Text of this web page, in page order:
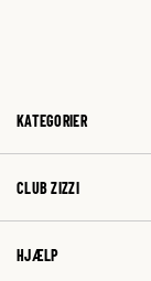
KATEGORIER
CLUB ZIZZI
HJÆLP